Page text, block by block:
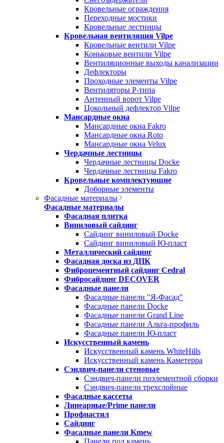
Кровельные ограждения
Переходные мостики
Кровельные лестницы
Кровельная вентиляция Vilpe
Кровельные вентили Vilpe
Коньковые вентили Vilpe
Вентиляционные выходы канализации
Дефлекторы
Проходные элементы Vilpe
Вентиляторы P-типа
Антенный ворот Vilpe
Цокольный дефлектор Vilpe
Мансардные окна
Мансардные окна Fakro
Мансардные окна Roto
Мансардные окна Velux
Чердачные лестницы
Чердачные лестницы Docke
Чердачные лестницы Fakro
Кровельные комплектующие
Доборные элементы
Фасадные материалы
Фасадные материалы
Фасадная плитка
Виниловый сайдинг
Сайдинг виниловый Docke
Сайдинг виниловый Ю-пласт
Металлический сайдинг
Фасадная доска из ДПК
Фиброцементный сайдинг Cedral
Фибросайдинг DECOVER
Фасадные панели
Фасадные панели "Я-Фасад"
Фасадные панели Docke
Фасадные панели Grand Line
Фасадные панели Альта-профиль
Фасадные панели Ю-пласт
Искусственный камень
Искусственный камень WhiteHills
Искусственный камень Каметерра
Сэндвич-панели стеновые
Сэндвич-панели поэлементной сборки
Сэндвич-панели трехслойные
Фасадные кассеты
Линеарные/Prime панели
Профнастил
Сайдинг
Фасадные панели Kmew
Панели под камень